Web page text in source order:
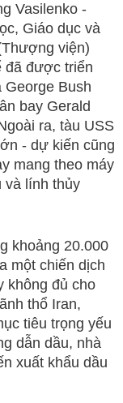
Vasilenko -
Giáo dục và
viện)
đã được triển
George Bush
bay Gerald
ra, tàu USS
- dự kiến cũng
mang theo máy
và lính thủy
khoảng 20.000
một chiến dịch
không đủ cho
thổ Iran,
tiêu trọng yếu
dẫn dầu, nhà
xuất khẩu dầu